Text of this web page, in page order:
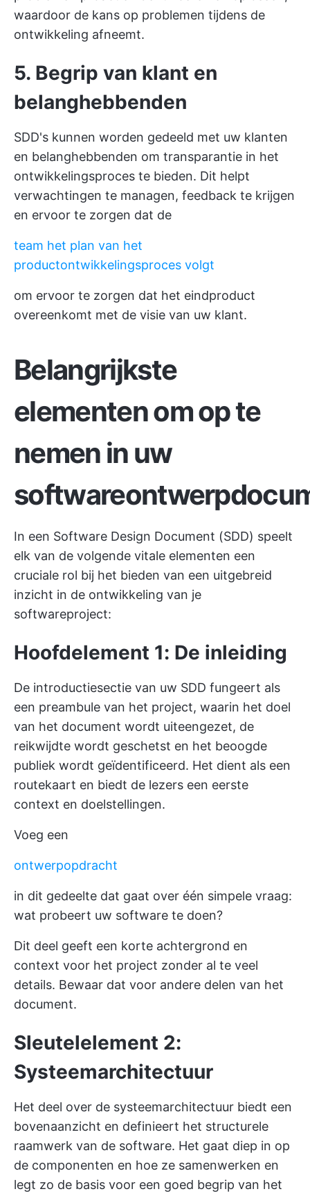
waardoor de kans op problemen tijdens de
ontwikkeling afneemt.
5. Begrip van klant en
belanghebbenden
SDD's kunnen worden gedeeld met uw klanten
en belanghebbenden om transparantie in het
ontwikkelingsproces te bieden. Dit helpt
verwachtingen te managen, feedback te krijgen
en ervoor te zorgen dat de
team het plan van het
productontwikkelingsproces volgt
om ervoor te zorgen dat het eindproduct
overeenkomt met de visie van uw klant.
Belangrijkste
elementen om op te
nemen in uw
In een Software Design Document (SDD) speelt
elk van de volgende vitale elementen een
cruciale rol bij het bieden van een uitgebreid
inzicht in de ontwikkeling van je
softwareproject:
Hoofdelement 1: De inleiding
De introductiesectie van uw SDD fungeert als
een preambule van het project, waarin het doel
van het document wordt uiteengezet, de
reikwijdte wordt geschetst en het beoogde
publiek wordt geïdentificeerd. Het dient als een
routekaart en biedt de lezers een eerste
context en doelstellingen.
Voeg een
ontwerpopdracht
in dit gedeelte dat gaat over één simpele vraag:
wat probeert uw software te doen?
Dit deel geeft een korte achtergrond en
context voor het project zonder al te veel
details. Bewaar dat voor andere delen van het
document.
Sleutelelement 2:
Systeemarchitectuur
Het deel over de systeemarchitectuur biedt een
bovenaanzicht en definieert het structurele
raamwerk van de software. Het gaat diep in op
de componenten en hoe ze samenwerken en
legt zo de basis voor een goed begrip van het